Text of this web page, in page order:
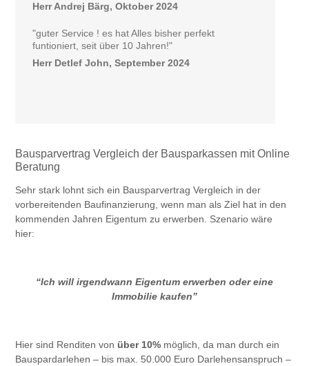
Herr Andrej Bärg, Oktober 2024
"guter Service ! es hat Alles bisher perfekt
funtioniert, seit über 10 Jahren!"
Herr Detlef John, September 2024
Bausparvertrag Vergleich der Bausparkassen mit Online
Beratung
Sehr stark lohnt sich ein Bausparvertrag Vergleich in der
vorbereitenden Baufinanzierung, wenn man als Ziel hat in den
kommenden Jahren Eigentum zu erwerben. Szenario wäre
hier:
“Ich will irgendwann Eigentum erwerben oder eine
Immobilie kaufen”
Hier sind Renditen von über 10% möglich, da man durch ein
Bauspardarlehen – bis max. 50.000 Euro Darlehensanspruch –